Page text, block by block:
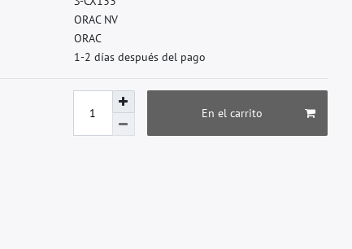
ORAC NV
ORAC
1-2 días después del pago
En el carrito